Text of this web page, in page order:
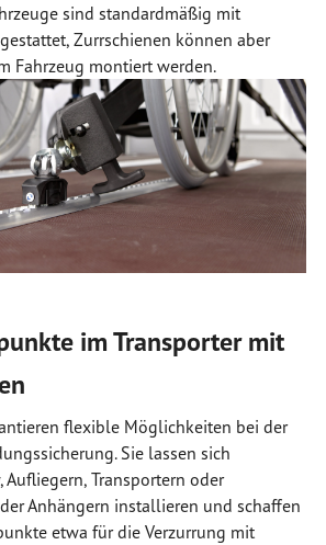
sind standardmäßig mit
Zurrschienen können aber
Fahrzeug montiert werden.
im Transporter mit
flexible Möglichkeiten bei der
Sie lassen sich
Transportern oder
Anhängern installieren und schaffen
etwa für die Verzurrung mit